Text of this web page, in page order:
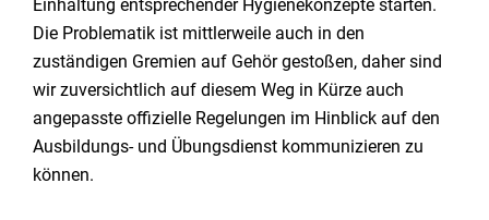
Einhaltung entsprechender Hygienekonzepte starten.
Die Problematik ist mittlerweile auch in den
zuständigen Gremien auf Gehör gestoßen, daher sind
wir zuversichtlich auf diesem Weg in Kürze auch
angepasste offizielle Regelungen im Hinblick auf den
Ausbildungs- und Übungsdienst kommunizieren zu
können.